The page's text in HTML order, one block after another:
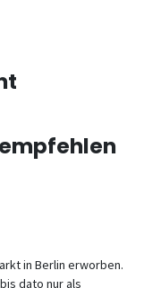
in Berlin erworben.
dato nur als